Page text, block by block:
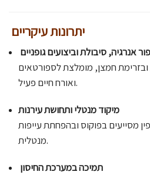
יתרונות עיקריים
אנרגיה, סיבולת וביצועים גופניים
חמצן, מומלצת לספורטאים
ואורח חיים פעיל.
מיקוד מנטלי ותחושת עירנות
מסייעים בפוקוס ובהפחתת עייפות
מנטלית.
️ תמיכה במערכת החיסון